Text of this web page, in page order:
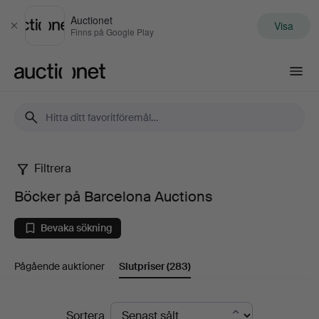
Stäng
Auctionet
Finns på Google Play Visa
Böcker
på
Barcelona
Auctions
Filtrera
Böcker på Barcelona Auctions
Bevaka sökning
Pågående auktioner Slutpriser(283)
SlutpriserSortera